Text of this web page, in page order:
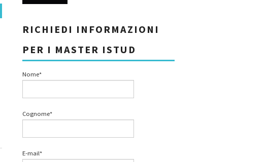
RICHIEDI INFORMAZIONI
PER I MASTER ISTUD
Nome*
Cognome*
E-mail*